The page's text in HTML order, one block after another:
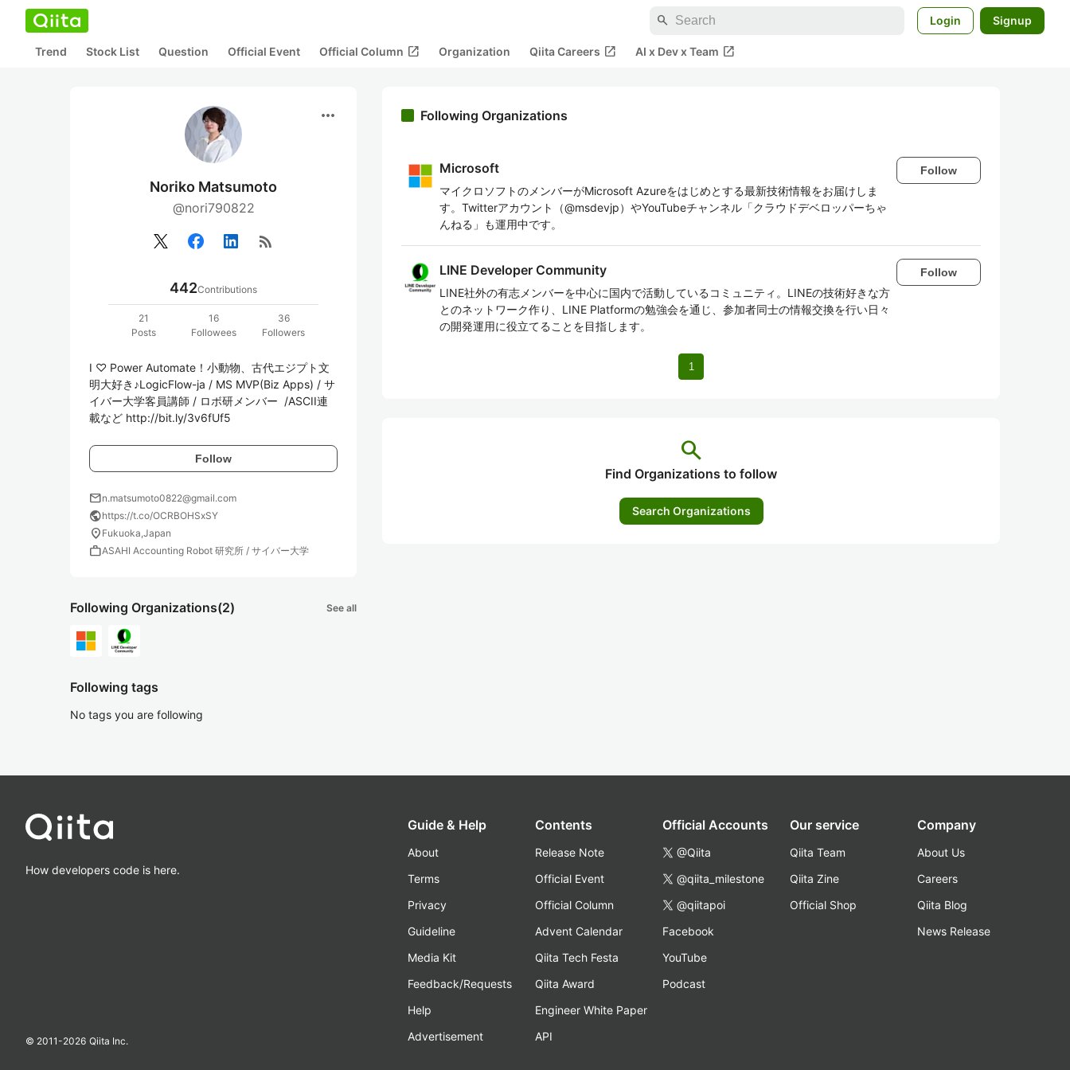
search Login Signup
Trend Stock List Question Official Event Official Column open_in_new Organization Qiita Careers open_in_new AI x Dev x Team open_in_new
more_horiz
Noriko Matsumoto
@nori790822
rss_feed
442Contributions
21
Posts
16
Followees
36
Followers
I ♡ Power Automate！小動物、古代エジプト文
明大好き♪LogicFlow-ja / MS MVP(Biz Apps) / サ
イバー大学客員講師 / ロボ研メンバー  /ASCII連
載など http://bit.ly/3v6fUf5
Follow
mailn.matsumoto0822@gmail.com
publichttps://t.co/OCRBOHSxSY
location_on Fukuoka,Japan
workASAHI Accounting Robot 研究所 / サイバー大学
Following Organizations(2) See all
Following tags
No tags you are following
Following Organizations
Microsoft
マイクロソフトのメンバーがMicrosoft Azureをはじめとする最新技術情報をお届けしま
す。Twitterアカウント（@msdevjp）やYouTubeチャンネル「クラウドデベロッパーちゃ
んねる」も運用中です。
Follow
LINE Developer Community
LINE社外の有志メンバーを中心に国内で活動しているコミュニティ。LINEの技術好きな方
とのネットワーク作り、LINE Platformの勉強会を通じ、参加者同士の情報交換を行い日々
の開発運用に役立てることを目指します。
Follow
1
search
Find Organizations to follow
Search Organizations
How developers code is here.
© 2011-2026 Qiita Inc.
Guide & Help
About
Terms
Privacy
Guideline
Media Kit
Feedback/Requests
Help
Advertisement
Contents
Release Note
Official Event
Official Column
Advent Calendar
Qiita Tech Festa
Qiita Award
Engineer White Paper
API
Official Accounts
@Qiita
@qiita_milestone
@qiitapoi
Facebook
YouTube
Podcast
Our service
Qiita Team
Qiita Zine
Official Shop
Company
About Us
Careers
Qiita Blog
News Release